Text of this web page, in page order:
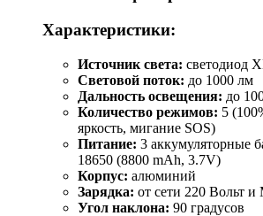
Характеристики:
Источник света: светодиод
Световой поток: до 1000 лм
Дальность освещения: до
Количество режимов: 5
яркость, мигание SOS)
Питание: 3 аккумуляторные
18650 (8800 mAh, 3.7V)
Корпус: алюминий
Зарядка: от сети 220 Вольт и
Угол наклона: 90 градусов